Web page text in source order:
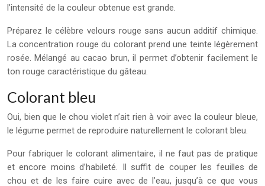
l’intensité de la couleur obtenue est grande.
Préparez le célèbre velours rouge sans aucun additif chimique.
La concentration rouge du colorant prend une teinte légèrement
rosée. Mélangé au cacao brun, il permet d’obtenir facilement le
ton rouge caractéristique du gâteau.
Colorant bleu
Oui, bien que le chou violet n’ait rien à voir avec la couleur bleue,
le légume permet de reproduire naturellement le colorant bleu.
Pour fabriquer le colorant alimentaire, il ne faut pas de pratique
et encore moins d’habileté. Il suffit de couper les feuilles de
chou et de les faire cuire avec de l’eau, jusqu’à ce que vous